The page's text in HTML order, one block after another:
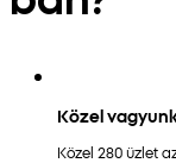
Közel
Közel 280 üzlet